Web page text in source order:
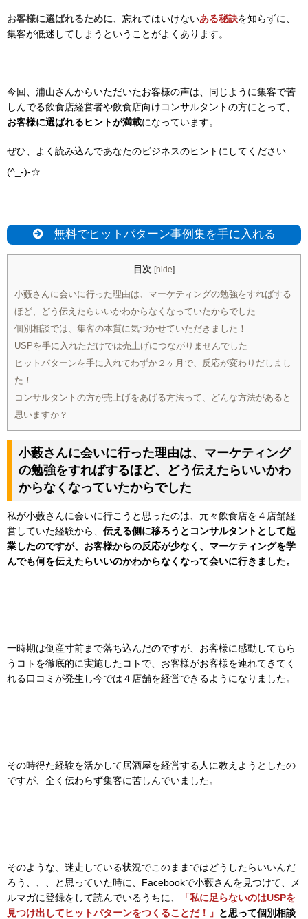
お客様に選ばれるために 、忘れてはいけないある秘訣を知らずに、
集客が低迷してしまうということがよくあります。
今回、浦山さんからいただいたお客様の声は、同じように集客で苦
しんでる飲食店経営者や飲食店向けコンサルタントの方にとって、
お客様に選ばれるヒントが満載になっています。
ぜひ、よく読み込んであなたのビジネスのヒントにしてください
(^_-)-☆
無料でヒットパターン事例集を手に入れる
目次 [hide]
小藪さんに会いに行った理由は、マーケティングの勉強をすればする
ほど、どう伝えたらいいかわからなくなっていたからでした
個別相談では、集客の本質に気づかせていただきました！
USPを手に入れただけでは売上げにつながりませんでした
ヒットパターンを手に入れてわずか２ヶ月で、反応が変わりだしまし
た！
コンサルタントの方が売上げをあげる方法って、どんな方法があると
思いますか？
小藪さんに会いに行った理由は、マーケティング
の勉強をすればするほど、どう伝えたらいいかわ
からなくなっていたからでした
私が小藪さんに会いに行こうと思ったのは、元々飲食店を４店舗経
営していた経験から、 伝える側に移ろうとコンサルタントとして起
業したのですが、お客様からの反応が少なく、マーケティングを学
んでも何を伝えたらいいのかわからなくなって会いに行きました。
一時期は倒産寸前まで落ち込んだのですが、お客様に感動してもら
うコトを徹底的に実施したコトで、お客様がお客様を連れてきてく
れる口コミが発生し今では４店舗を経営できるようになりました。
その時得た経験を活かして居酒屋を経営する人に教えようとしたの
ですが、全く伝わらず集客に苦しんでいました。
そのような、迷走している状況でこのままではどうしたらいいんだ
ろう、、、と思っていた時に、Facebookで小藪さんを見つけて、メ
ルマガに登録をして読んでいるうちに、
「私に足らないのはUSPを
見つけ出してヒットパターンをつくることだ！」 と思って個別相談